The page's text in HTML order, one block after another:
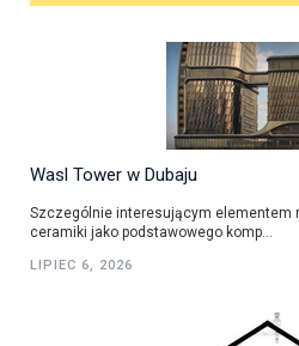
Wasl Tower w Dubaju
Szczególnie interesującym elementem
ceramiki jako podstawowego komp...
LIPIEC 6, 2026